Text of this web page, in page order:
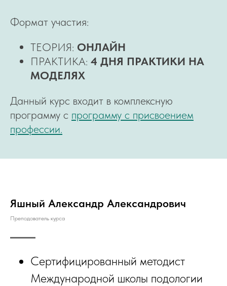
Формат участия:
ТЕОРИЯ: ОНЛАЙН
ПРАКТИКА: 4 ДНЯ ПРАКТИКИ НА
МОДЕЛЯХ
Данный курс входит в комплексную
программу с программу с присвоением
профессии.
Яшный Александр Александрович
Преподователь курса
Сертифицированный методист
Международной школы подологии